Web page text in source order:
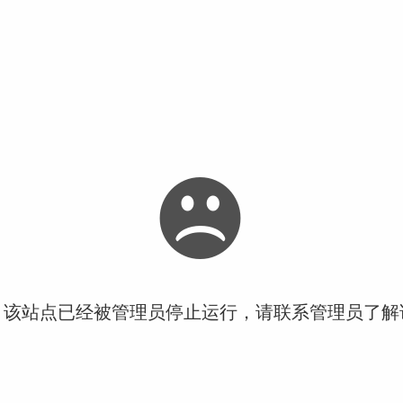
站点已经被管理员停止运行，请联系管理员了